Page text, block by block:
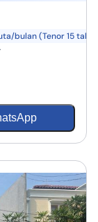
bulan (Tenor 15